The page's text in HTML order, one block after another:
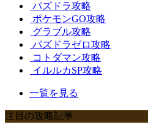
パズドラ攻略
ポケモンGO攻略
グラブル攻略
パズドラゼロ攻略
コトダマン攻略
イルルカSP攻略
一覧を見る
注目の攻略記事